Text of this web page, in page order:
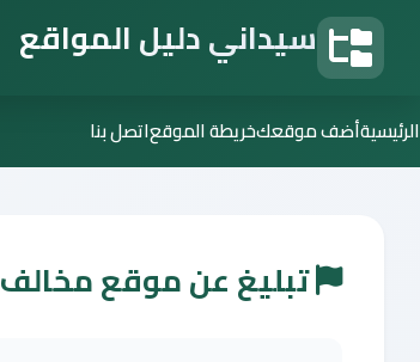
سيداني دليل المواقع
الرئيسيةأضف موقعكخريطة الموقعاتصل بنا
تبليغ عن موقع مخالف